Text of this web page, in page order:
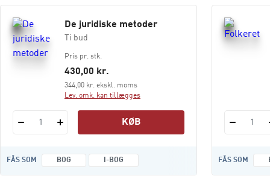
De juridiske metoder
Ti bud
Pris pr. stk.
430,00 kr.
344,00 kr. ekskl. moms
Lev. omk. kan tillægges
1 KØB
FÅS SOM BOG I-BOG
1
FÅS SOM